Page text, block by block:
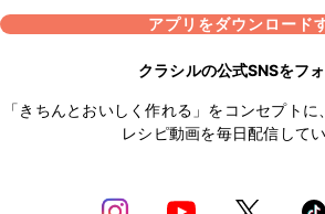
アプリをダウンロード
クラシルの公式SNSをフ
「きちんとおいしく作れる」をコンセプト
レシピ動画を毎日配信してい